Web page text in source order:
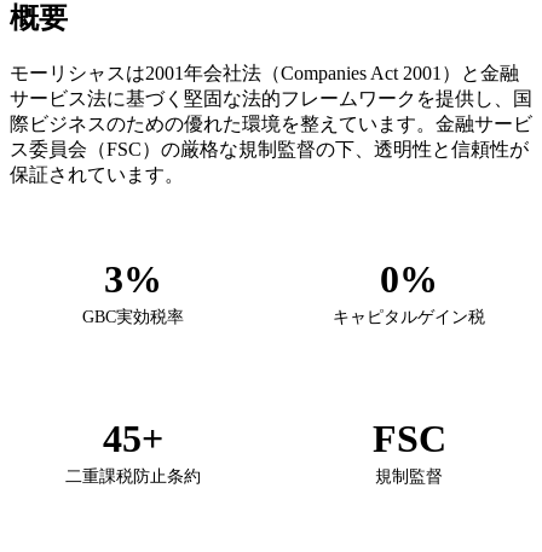
概要
モーリシャスは2001年会社法（Companies Act 2001）と金融
サービス法に基づく堅固な法的フレームワークを提供し、国
際ビジネスのための優れた環境を整えています。金融サービ
ス委員会（FSC）の厳格な規制監督の下、透明性と信頼性が
保証されています。
3%
GBC実効税率
0%
キャピタルゲイン税
45+
二重課税防止条約
FSC
規制監督